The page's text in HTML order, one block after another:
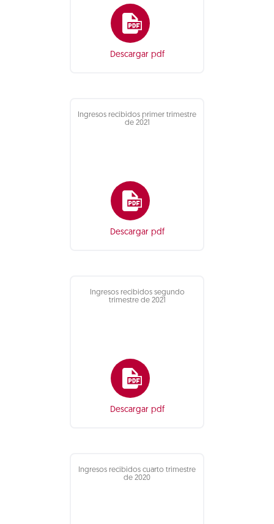
Descargar pdf
Ingresos recibidos primer trimestre
de 2021
Descargar pdf
Ingresos recibidos segundo
trimestre de 2021
Descargar pdf
Ingresos recibidos cuarto trimestre
de 2020